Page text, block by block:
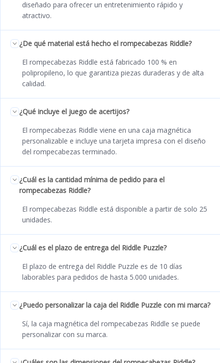
diseñado para ofrecer un entretenimiento rápido y
atractivo.
¿De qué material está hecho el rompecabezas Riddle?
El rompecabezas Riddle está fabricado 100 % en
polipropileno, lo que garantiza piezas duraderas y de alta
calidad.
¿Qué incluye el juego de acertijos?
El rompecabezas Riddle viene en una caja magnética
personalizable e incluye una tarjeta impresa con el diseño
del rompecabezas terminado.
¿Cuál es la cantidad mínima de pedido para el
rompecabezas Riddle?
El rompecabezas Riddle está disponible a partir de solo 25
unidades.
¿Cuál es el plazo de entrega del Riddle Puzzle?
El plazo de entrega del Riddle Puzzle es de 10 días
laborables para pedidos de hasta 5.000 unidades.
¿Puedo personalizar la caja del Riddle Puzzle con mi marca?
Sí, la caja magnética del rompecabezas Riddle se puede
personalizar con su marca.